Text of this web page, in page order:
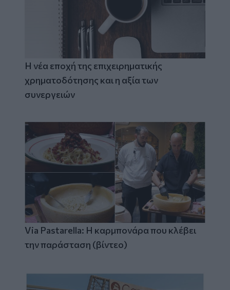
Η νέα εποχή της επιχειρηματικής
χρηματοδότησης και η αξία των
συνεργειών
Via Pastarella: Η καρμπονάρα που κλέβει
την παράσταση (βίντεο)